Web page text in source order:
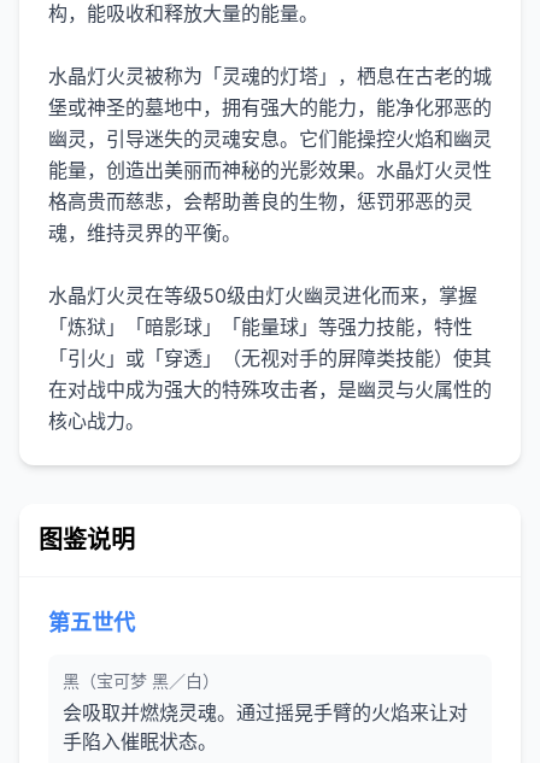
构，能吸收和释放大量的能量。
水晶灯火灵被称为「灵魂的灯塔」，栖息在古老的城
堡或神圣的墓地中，拥有强大的能力，能净化邪恶的
幽灵，引导迷失的灵魂安息。它们能操控火焰和幽灵
能量，创造出美丽而神秘的光影效果。水晶灯火灵性
格高贵而慈悲，会帮助善良的生物，惩罚邪恶的灵
魂，维持灵界的平衡。
水晶灯火灵在等级50级由灯火幽灵进化而来，掌握
「炼狱」「暗影球」「能量球」等强力技能，特性
「引火」或「穿透」（无视对手的屏障类技能）使其
在对战中成为强大的特殊攻击者，是幽灵与火属性的
核心战力。
图鉴说明
第五世代
黑（宝可梦 黑／白）
会吸取并燃烧灵魂。通过摇晃手臂的火焰来让对
手陷入催眠状态。